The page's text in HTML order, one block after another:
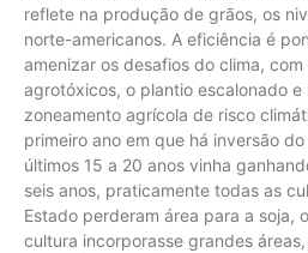
reflete na produção de grãos, os
norte-americanos. A eficiência é
amenizar os desafios do clima,
agrotóxicos, o plantio escalonado
zoneamento agrícola de risco
primeiro ano em que há inversão
últimos 15 a 20 anos vinha
seis anos, praticamente todas as
Estado perderam área para a soja,
cultura incorporasse grandes